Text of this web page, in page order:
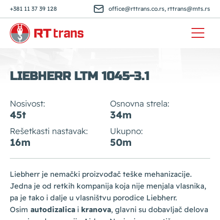
+381 11 37 39 128 office@rttrans.co.rs, rttrans@mts.rs
LIEBHERR LTM 1045-3.1
Nosivost:
45t
Osnovna strela:
34m
Rešetkasti nastavak:
16m
Ukupno:
50m
Liebherr je nemački proizvođač teške mehanizacije.
Jedna je od retkih kompanija koja nije menjala vlasnika,
pa je tako i dalje u vlasništvu porodice Liebherr.
Osim autodizalica i kranova, glavni su dobavljač delova